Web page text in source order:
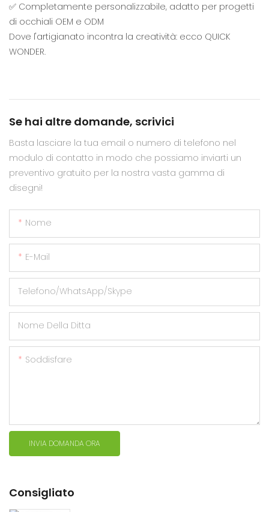
✅ Completamente personalizzabile, adatto per progetti
di occhiali OEM e ODM
Dove l'artigianato incontra la creatività: ecco QUICK
WONDER.
Se hai altre domande, scrivici
Basta lasciare la tua email o numero di telefono nel
modulo di contatto in modo che possiamo inviarti un
preventivo gratuito per la nostra vasta gamma di
disegni!
Nome
E-Mail
Telefono/WhatsApp/Skype
Nome Della Ditta
Soddisfare
INVIA DOMANDA ORA
Consigliato